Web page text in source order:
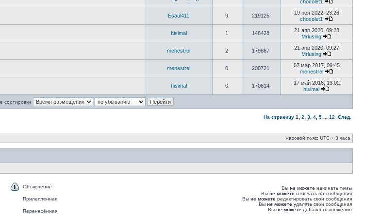
chocolet1
Esaul411 9 219125
19 ноя 2022, 23:26
chocolet1
hisimal 1 148428
21 апр 2020, 09:28
Mrlusing
menestrel 2 179867
21 апр 2020, 09:27
Mrlusing
menestrel 0 200721
07 мар 2017, 09:45
menestrel
hisimal 0 170614
17 май 2016, 13:02
hisimal
сортировки
На страницу 1 2 3 4 5 12 След.
Часовой пояс: UTC + 3 часа
Объявление
Прилепленная
Перенесённая
Вы не можете начинать темы
Вы не можете отвечать на сообщения
Вы не можете редактировать свои сообщения
Вы не можете удалять свои сообщения
Вы не можете добавлять вложения